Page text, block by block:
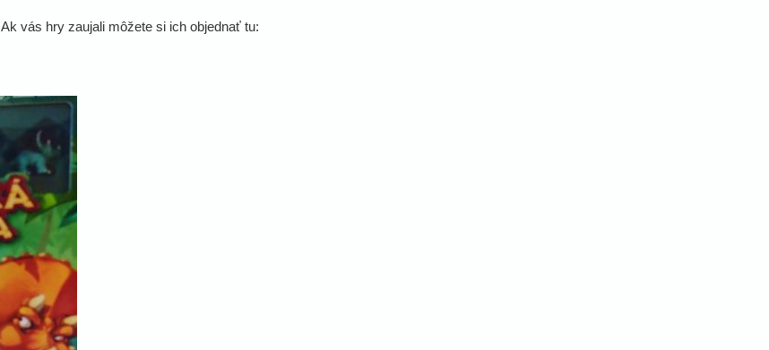
Ak vás hry zaujali môžete si ich objednať tu: